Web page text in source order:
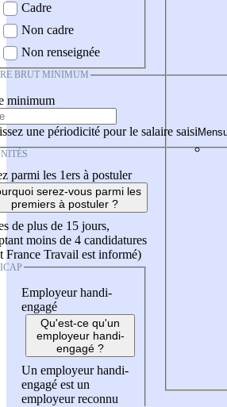
Cadre
Non cadre
Non renseignée
BRUT MINIMUM
minimum
une périodicité pour le salaire saisi
parmi les 1ers à postuler
serez-vous parmi les
premiers à postuler ?
de plus de 15 jours,
moins de 4 candidatures
France Travail est informé)
Employeur handi-
engagé
Qu'est-ce qu'un
employeur handi-
engagé ?
Un employeur handi-
engagé est un
employeur reconnu